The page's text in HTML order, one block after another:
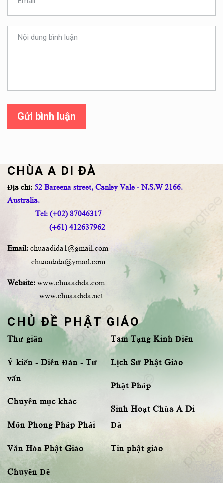
Gửi bình luận
CHÙA A DI ĐÀ
Địa chỉ: 52 Bareena street, Canley Vale - N.S.W 2166.
Australia.
Tel: (+02) 87046317
(+61) 412637962
Email: chuaadida1@gmail.com
chuaadida@ymail.com
Website: www.chuaadida.com
www.chuaadida.net
CHỦ ĐỀ PHẬT GIÁO
Thư giãn
Ý kiến - Diễn Đàn - Tư
vấn
Chuyên mục khác
Môn Phong Pháp Phái
Văn Hóa Phật Giáo
Chuyên Đề
Tam Tạng Kinh Điển
Lịch Sử Phật Giáo
Phật Pháp
Sinh Hoạt Chùa A Di
Đà
Tin phật giáo